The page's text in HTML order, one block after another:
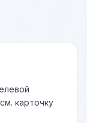
карточку